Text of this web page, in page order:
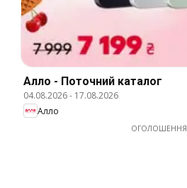
Алло - Поточний каталог
04.08.2026- 17.08.2026
Алло
ОГОЛОШЕННЯ